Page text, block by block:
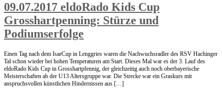
09.07.2017 eldoRado Kids Cup
Grosshartpenning: Stürze und
Podiumserfolge
Einen Tag nach dem IsarCup in Lenggries waren die Nachwuchsradler des RSV Hachinger
Tal schon wieder bei hohen Temperaturen am Start. Dieses Mal war es der 3. Lauf des
eldoRado Kids Cup in Grosshartpfennig, der gleichzeitig auch noch oberbayerische
Meisterschaften ab der U13 Altersgruppe war. Die Strecke war ein Graskurs mit
anspruchsvollen künstlichen Hindernissen aus […]